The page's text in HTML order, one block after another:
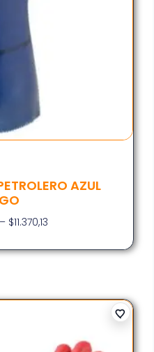
AZUL
– $11.370,13